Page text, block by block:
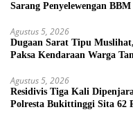
Sarang Penyelewengan
Agustus 5, 2026
Dugaan Sarat Tipu
Paksa Kendaraan Warga
Agustus 5, 2026
Residivis Tiga Kali
Polresta Bukittinggi Sita 62